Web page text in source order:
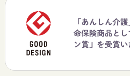
「あんしん介
命保険商品とし
ン賞」を受賞い